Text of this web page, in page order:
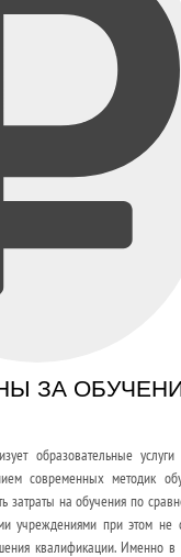
ЗА
образовательные услуги
современных методик
затраты на обучения по
учреждениями при этом не
квалификации. Именно